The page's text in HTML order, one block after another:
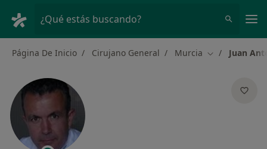
¿Qué estás buscando?
Página De Inicio Cirujano General Murcia Cambiar de
Juan